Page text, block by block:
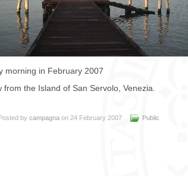
morning in February 2007
from the Island of San Servolo, Venezia.
by campagna on 24 February 2007 Public